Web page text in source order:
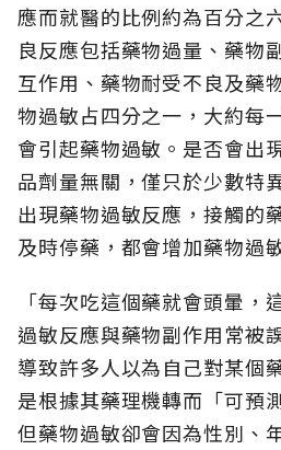
應而就醫的比例約為百分之
良反應包括藥物過量、藥物
互作用、藥物耐受不良及藥
物過敏占四分之一，大約每
會引起藥物過敏。是否會出
品劑量無關，僅只於少數特
出現藥物過敏反應，接觸的
及時停藥，都會增加藥物過
「每次吃這個藥就會頭暈，
過敏反應與藥物副作用常被
導致許多人以為自己對某個
是根據其藥理機轉而「可預
但藥物過敏卻會因為性別、